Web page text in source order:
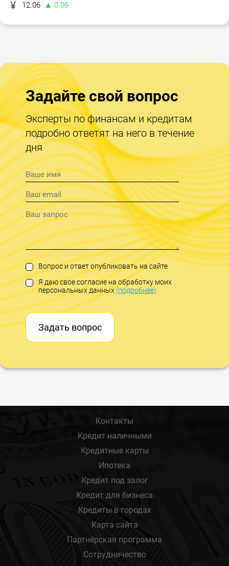
12.06
▲ 0.09
Задайте свой вопрос
Эксперты по финансам и кредитам
подробно ответят на него в течение
дня
Вопрос и ответ опубликовать на сайте
Я даю свое согласие на обработку моих
персональных данных(подробнее)
Задать вопрос
Контакты
Кредит наличными
Кредитные карты
Ипотека
Кредит под залог
Кредит для бизнеса
Кредиты в городах
Карта сайта
Партнёрская программа
Сотрудничество